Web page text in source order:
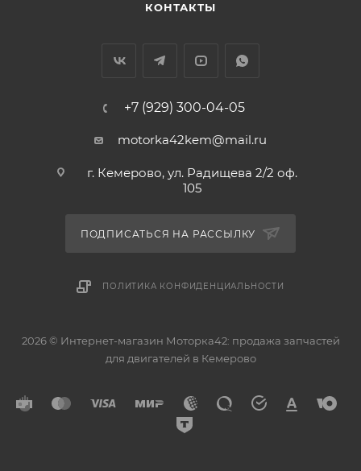
КОНТАКТЫ
+7 (929) 300-04-05
motorka42kem@mail.ru
г. Кемерово, ул. Радищева 2/2 оф.
105
ПОДПИСАТЬСЯ НА РАССЫЛКУ
ПОЛИТИКА КОНФИДЕНЦИАЛЬНОСТИ
2026 © Интернет-магазин Моторка42: продажа запчастей
для двигателей в Кемерово